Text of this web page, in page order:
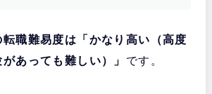
転職難易度は「かなり高い（高度
あっても難しい）」 です。